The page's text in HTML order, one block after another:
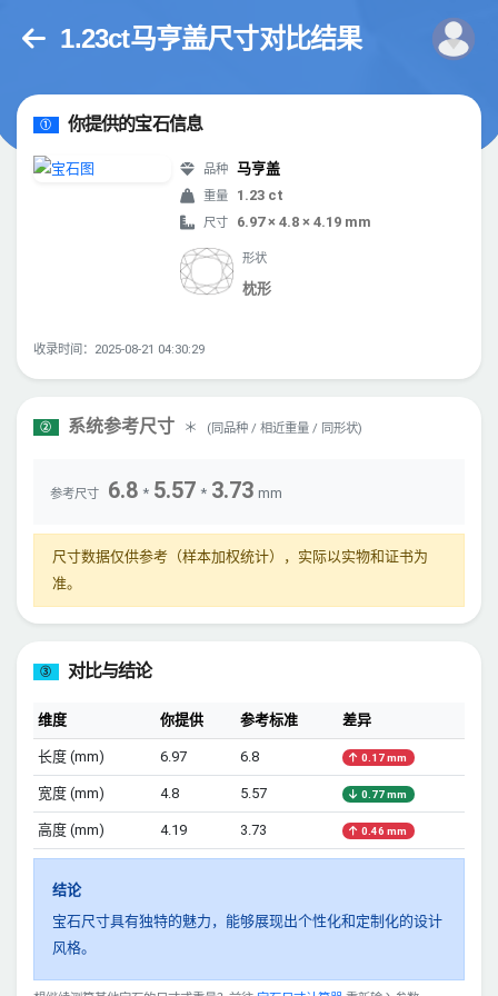
1.23ct马亨盖尺寸对比结果
① 你提供的宝石信息
品种 马亨盖
重量 1.23 ct
尺寸 6.97 × 4.8 × 4.19 mm
形状
枕形
收录时间：2025-08-21 04:30:29
② 系统参考尺寸 ＊ (同品种 / 相近重量 / 同形状)
参考尺寸 6.8 * 5.57 * 3.73 mm
尺寸数据仅供参考（样本加权统计），实际以实物和证书为
准。
③ 对比与结论
维度 你提供 参考标准 差异
长度 (mm) 6.97 6.8 0.17 mm
宽度 (mm) 4.8 5.57 0.77 mm
高度 (mm) 4.19 3.73 0.46 mm
结论
宝石尺寸具有独特的魅力，能够展现出个性化和定制化的设计
风格。